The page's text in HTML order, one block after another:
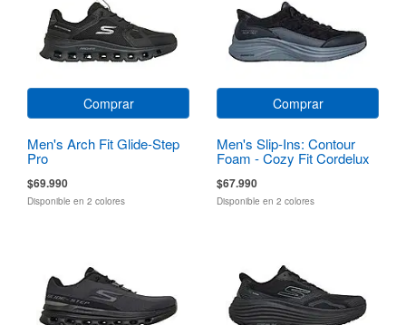
Comprar
Men's Arch Fit Glide-Step
Pro
$69.990
Disponible en 2 colores
Comprar
Men's Slip-Ins: Contour
Foam - Cozy Fit Cordelux
$67.990
Disponible en 2 colores